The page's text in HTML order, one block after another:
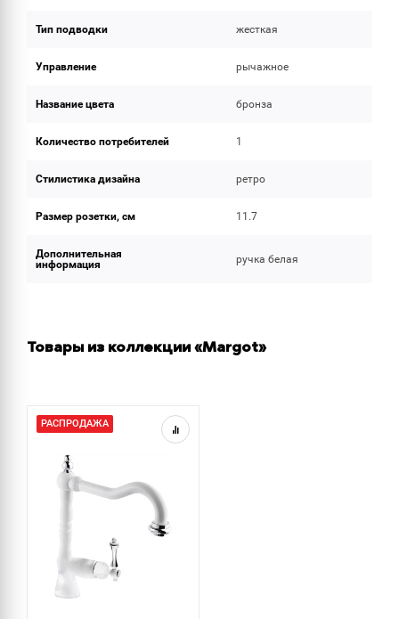
Тип подводки жесткая
Управление рычажное
Название цвета бронза
Количество потребителей 1
Стилистика дизайна ретро
Размер розетки, см 11.7
Дополнительная
информация
ручка белая
Товары из коллекции «Margot»
РАСПРОДАЖА